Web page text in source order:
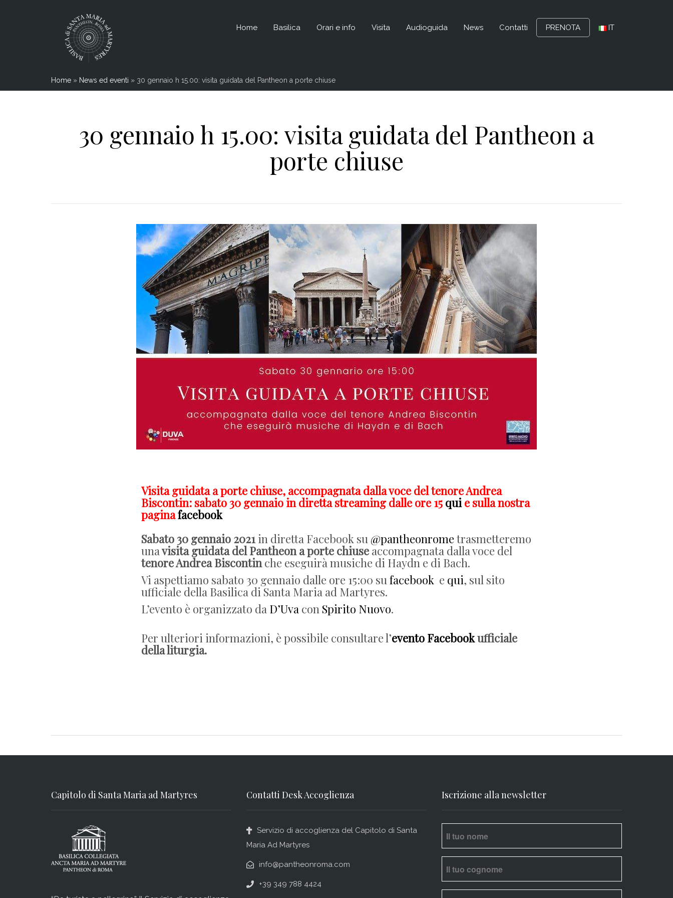
Home Basilica Orari e info Visita Audioguida News Contatti PRENOTA IT
Home » News ed eventi » 30 gennaio h 15.00: visita guidata del Pantheon a porte chiuse
30 gennaio h 15.00: visita guidata del Pantheon a
porte chiuse
Visita guidata a porte chiuse, accompagnata dalla voce del tenore Andrea
Biscontin: sabato 30 gennaio in diretta streaming dalle ore 15 quie sulla nostra
paginafacebook
Sabato 30 gennaio 2021in diretta Facebook su @pantheonrome trasmetteremo
unavisita guidata del Pantheon a porte chiuse accompagnata dalla voce del
tenore Andrea Biscontinche eseguirà musiche di Haydn e di Bach.
Vi aspettiamo sabato 30 gennaio dalle ore 15:00 sufacebook e qui, sul sito
ufficiale della Basilica di Santa Maria ad Martyres.
L’evento è organizzato da D’Uva con Spirito Nuovo.
Per ulteriori informazioni, è possibile consultare l’evento Facebookufficiale
della liturgia.
Capitolo di Santa Maria ad Martyres Contatti Desk Accoglienza
Servizio di accoglienza del Capitolo di Santa
Maria Ad Martyres
info@pantheonroma.com
+39 349 788 4424
Iscrizione alla newsletter